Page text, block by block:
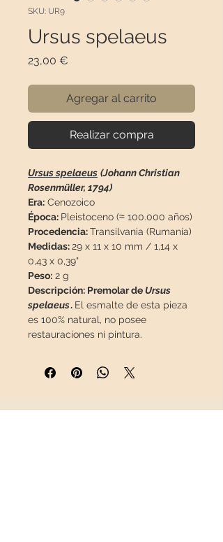
SKU: UR9
Ursus spelaeus
23,00 €
Agregar al carrito
Realizar compra
Ursus spelaeus (Johann Christian
Rosenmüller, 1794)
Era: Cenozoico
Época: Pleistoceno (≈ 100.000 años)
Procedencia:Transilvania (Rumanía)
Medidas:29 x 11 x 10 mm / 1,14 x
0,43 x 0,39"
Peso: 2 g
Descripción: Premolar deUrsus
spelaeus. El esmalte de esta pieza
es 100% natural, no posee
restauraciones ni pintura.
Esta pieza viajará
paquete especial para que llegue